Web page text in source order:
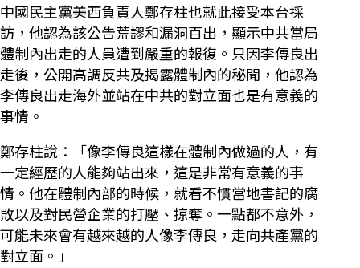
中國民主黨美西負責人鄭存柱也就此接受本台採
訪，他認為該公告荒謬和漏洞百出，顯示中共當局
體制內出走的人員遭到嚴重的報復。只因李傳良出
走後，公開高調反共及揭露體制內的秘聞，他認為
李傳良出走海外並站在中共的對立面也是有意義的
事情。
鄭存柱說：「像李傳良這樣在體制內做過的人，有
一定經歷的人能夠站出來，這是非常有意義的事
情。他在體制內部的時候，就看不慣當地書記的腐
敗以及對民營企業的打壓、掠奪。一點都不意外，
可能未來會有越來越的人像李傳良，走向共產黨的
對立面。」